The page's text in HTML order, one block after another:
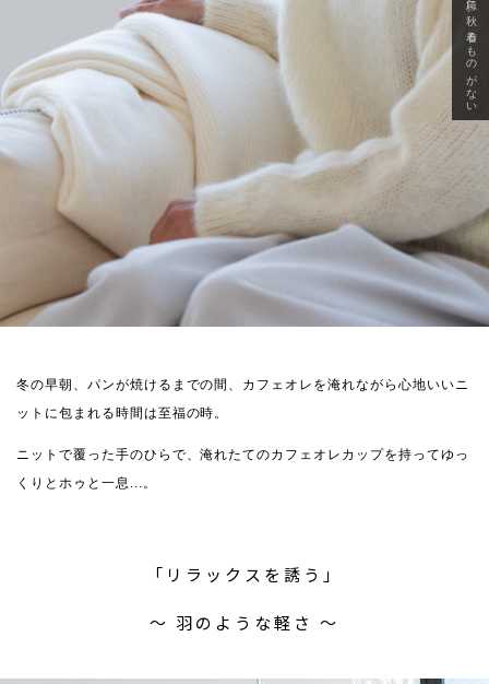
冬の早朝、パンが焼けるまでの間、カフェオレを淹れながら心地いいニ
ットに包まれる時間は至福の時。
ニットで覆った手のひらで、淹れたてのカフェオレカップを持ってゆっ
くりとホゥと一息...。
「リラックスを誘う」
〜 羽のような軽さ 〜
急に秋、着るものがない